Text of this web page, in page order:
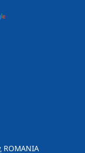
ROMANIA